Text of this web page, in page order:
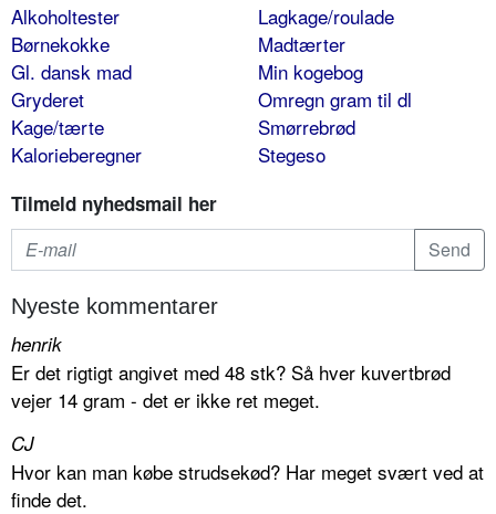
Alkoholtester
Børnekokke
Gl. dansk mad
Gryderet
Kage/tærte
Kalorieberegner
Lagkage/roulade
Madtærter
Min kogebog
Omregn gram til dl
Smørrebrød
Stegeso
Tilmeld nyhedsmail her
Nyeste kommentarer
henrik
Er det rigtigt angivet med 48 stk? Så hver kuvertbrød
vejer 14 gram - det er ikke ret meget.
CJ
Hvor kan man købe strudsekød? Har meget svært ved at
finde det.